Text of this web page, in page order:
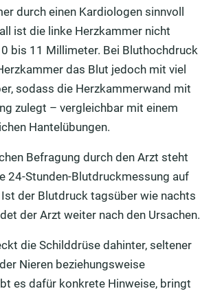
durch einen Kardiologen sinnvoll
ist die linke Herzkammer nicht
bis 11 Millimeter. Bei Bluthochdruck
das Blut jedoch mit viel
sodass die Herzkammerwand mit
zulegt – vergleichbar mit einem
Hantelübungen.
Befragung durch den Arzt steht
24-Stunden-Blutdruckmessung auf
der Blutdruck tagsüber wie nachts
der Arzt weiter nach den Ursachen.
die Schilddrüse dahinter, seltener
Nieren beziehungsweise
es dafür konkrete Hinweise, bringt